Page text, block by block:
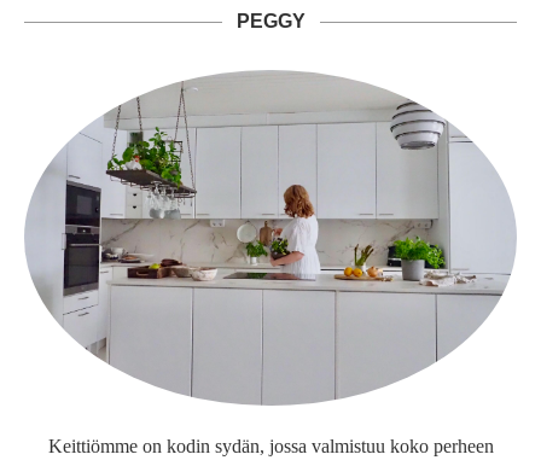
PEGGY
Keittiömme on kodin sydän, jossa valmistuu koko perheen